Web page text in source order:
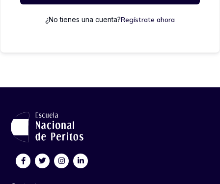
¿No tienes una cuenta?Regístrate ahora